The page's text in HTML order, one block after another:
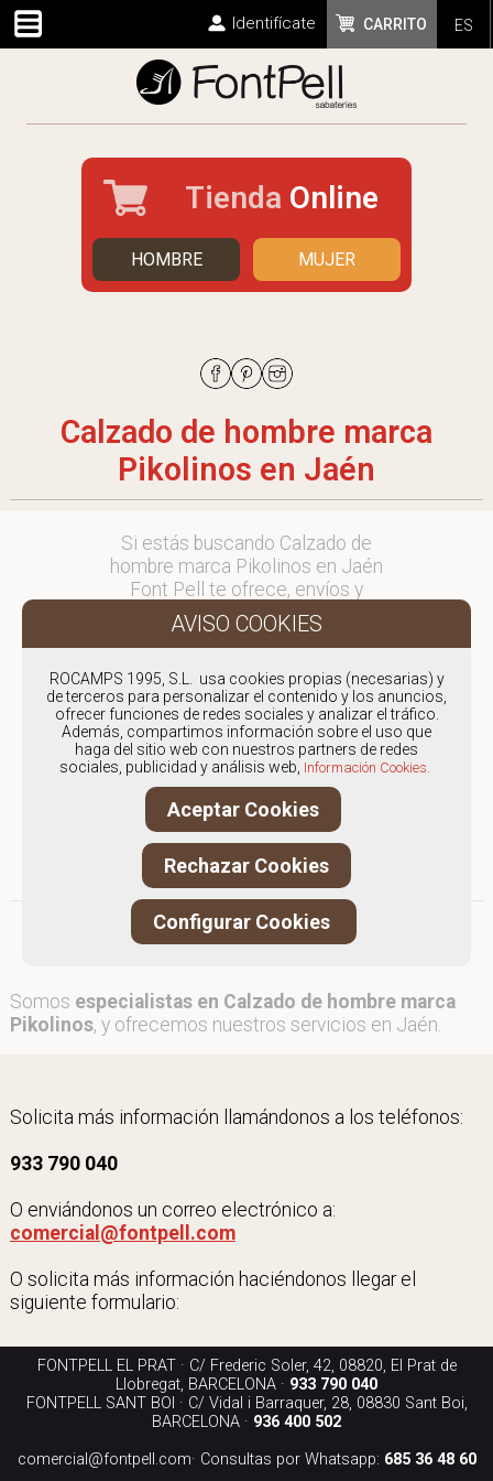
ES
CARRITO
Identifícate
Tienda Online
HOMBRE MUJER
Calzado de hombre marca
Pikolinos en Jaén
Si estás buscando Calzado de
hombre marca Pikolinos en Jaén
Font Pell te ofrece, envíos y
devoluciones gratuítos a Península y
Baleares, para otros destinos
en comercial@fontpell.com.
Los envíos a Jaén gestionados
entre semana se entregarán en
menos de 48 horas; los pedidos
realizados en fin de semana, el
producto se enviará a partir del
lunes.
Somos especialistas en Calzado de hombre marca
Pikolinos, y ofrecemos nuestros servicios en Jaén.
Solicita más información llamándonos a los teléfonos:
933 790 040
O enviándonos un correo electrónico a:
comercial@fontpell.com
O solicita más información haciéndonos llegar el
siguiente formulario:
FONTPELL EL PRAT · C/ Frederic Soler, 42, 08820, El Prat de
Llobregat, BARCELONA · 933 790 040
FONTPELL SANT BOI · C/ Vidal i Barraquer, 28, 08830 Sant Boi,
BARCELONA · 936 400 502
comercial@fontpell.com· Consultas por Whatsapp: 685 36 48 60
ROCAMPS 1995, S.L. usa cookies propias (necesarias) y
de terceros para personalizar el contenido y los anuncios,
ofrecer funciones de redes sociales y analizar el tráfico.
Además, compartimos información sobre el uso que
haga del sitio web con nuestros partners de redes
sociales, publicidad y análisis web, Información Cookies.
Aceptar Cookies
Rechazar Cookies
Configurar Cookies